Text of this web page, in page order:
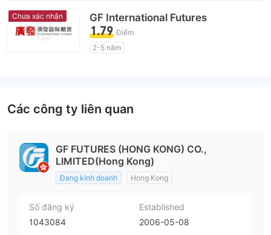
Lĩnh vực nghiệp vụ đáng ngờ
Giả mạo ủy ban giám sát quản lý Hong Kong
Nguy cơ rủi ro cao
Chưa xác nhận GF International Futures
1.79 Điểm
2-5 năm
Các công ty liên quan
GF FUTURES (HONG KONG) CO.,
LIMITED(Hong Kong)
Đang kinh doanh Hong Kong
Số đăng ký
1043084
Established
2006-05-08